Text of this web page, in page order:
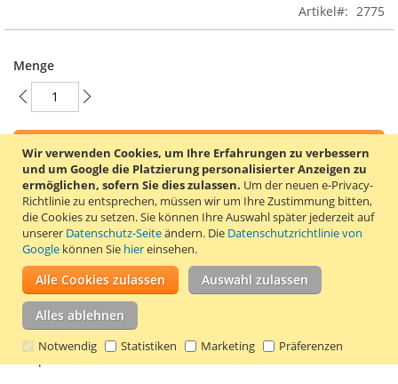
Wir verwenden Cookies, um Ihre Erfahrungen zu verbessern
und um Google die Platzierung personalisierter Anzeigen zu
ermöglichen, sofern Sie dies zulassen. Um der neuen e-Privacy-
Richtlinie zu entsprechen, müssen wir um Ihre Zustimmung bitten,
die Cookies zu setzen.Sie können Ihre Auswahl später jederzeit auf
unserer Datenschutz-Seiteändern. Die Datenschutzrichtlinie von
Google können Sie hiereinsehen.
Alle Cookies zulassen Auswahl zulassen
Alles ablehnen
Notwendig Statistiken Marketing Präferenzen
Artikel
2775
Menge
In den Warenkorb
ZUR WUNSCHLISTE HINZUFÜGEN
ZUR VERGLEICHSLISTE HINZUFÜGEN
Diese einzigartige Hülle für das Samsung Galaxy S8+ besteht
aus 2 Teilen, die einfach anzubringen und zu entfernen sind.
Die Hülle verleiht Ihrem Telefon einen farbenfrohen und